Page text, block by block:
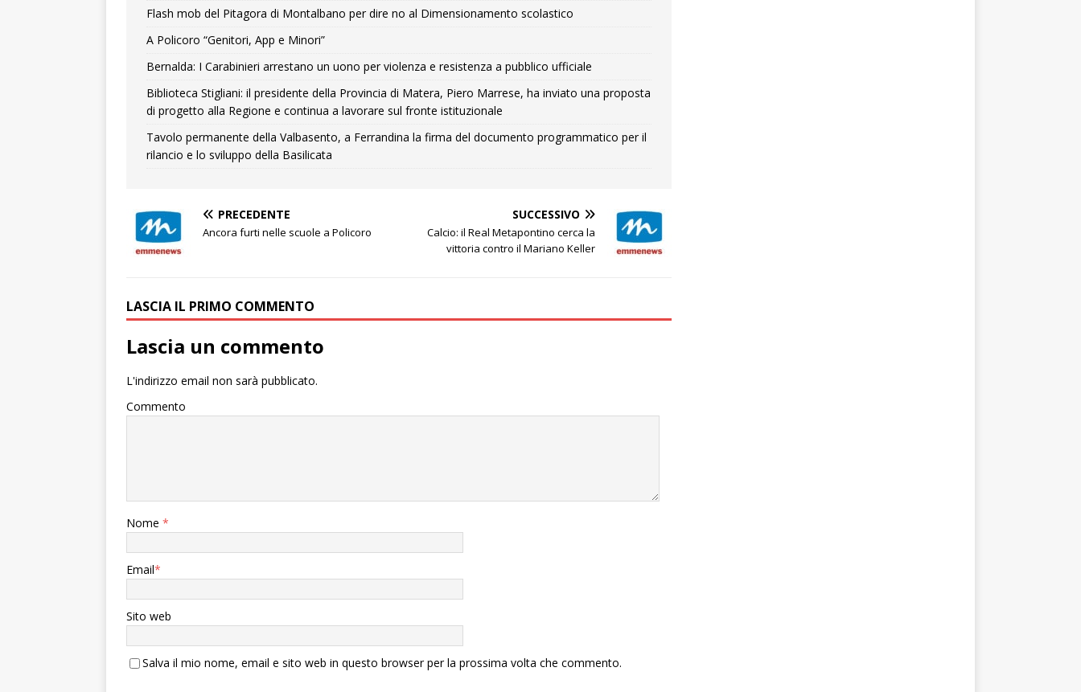
Flash mob del Pitagora di Montalbano per dire no al Dimensionamento scolastico
A Policoro “Genitori, App e Minori”
Bernalda: I Carabinieri arrestano un uono per violenza e resistenza a pubblico ufficiale
Biblioteca Stigliani: il presidente della Provincia di Matera, Piero Marrese, ha inviato una proposta
di progetto alla Regione e continua a lavorare sul fronte istituzionale
Tavolo permanente della Valbasento, a Ferrandina la firma del documento programmatico per il
rilancio e lo sviluppo della Basilicata
PRECEDENTE
Ancora furti nelle scuole a Policoro
SUCCESSIVO
Calcio: il Real Metapontino cerca la
vittoria contro il Mariano Keller
LASCIA IL PRIMO COMMENTO
Lascia un commento
L'indirizzo email non sarà pubblicato.
Commento
Nome *
Email*
Sito web
Salva il mio nome, email e sito web in questo browser per la prossima volta che commento.